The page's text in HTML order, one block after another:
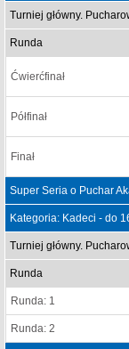
Turniej główny.
Runda
Ćwierćfinał
Półfinał
Finał
Super Seria o Puchar
Kategoria: Kadeci - do
Turniej główny.
Runda
Runda: 1
Runda: 2